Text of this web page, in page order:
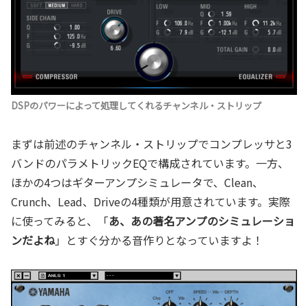
DSPのパワーによって処理してくれるチャンネル・ストリップ
まずは前述のチャンネル・ストリップでコンプレッサと3
バンドのパラメトリックEQで構成されています。一方、
ほかの4つはギターアンプシミュレータで、Clean、
Crunch、Lead、Driveの4種類が用意されています。実際
に使ってみると、「あ、あの著名アンプのシミュレーショ
ンだよね」とすぐ分かる音作りとなっていますよ！